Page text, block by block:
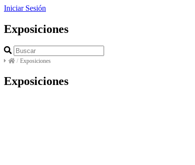
Iniciar Sesión
Exposiciones
/ Exposiciones
Exposiciones